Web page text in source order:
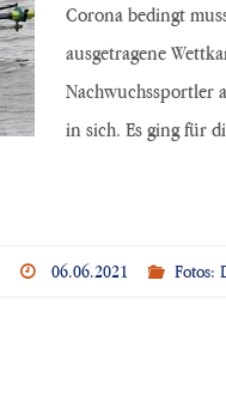
Corona bedingt
ausgetragene
Nachwuchssportler
in sich. Es ging für
06.06.2021 Fotos: